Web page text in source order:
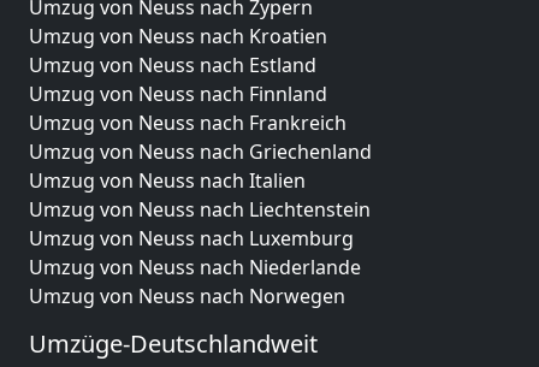
Umzug von Neuss nach Zypern
Umzug von Neuss nach Kroatien
Umzug von Neuss nach Estland
Umzug von Neuss nach Finnland
Umzug von Neuss nach Frankreich
Umzug von Neuss nach Griechenland
Umzug von Neuss nach Italien
Umzug von Neuss nach Liechtenstein
Umzug von Neuss nach Luxemburg
Umzug von Neuss nach Niederlande
Umzug von Neuss nach Norwegen
Umzüge-Deutschlandweit